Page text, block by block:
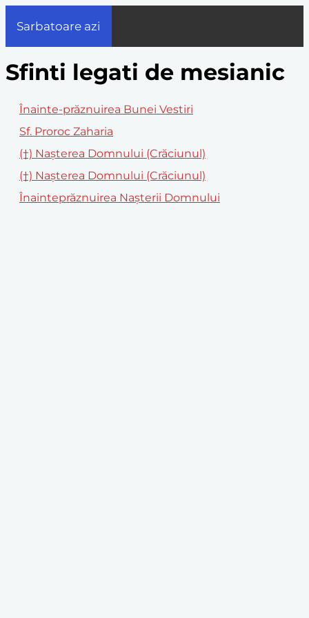
Sarbatoare azi
Sfinti legati de mesianic
Înainte-prăznuirea Bunei Vestiri
Sf. Proroc Zaharia
(†) Nașterea Domnului (Crăciunul)
(†) Nașterea Domnului (Crăciunul)
Înainteprăznuirea Naşterii Domnului